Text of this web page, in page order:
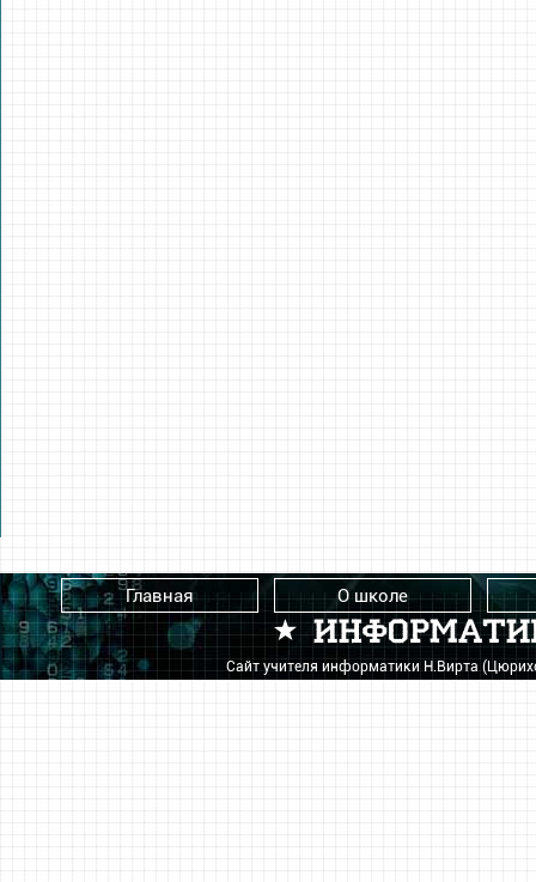
Главная О школе
Сайт учителя информатики Н.Вирта